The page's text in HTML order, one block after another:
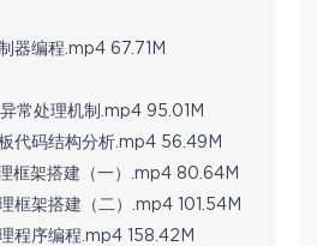
器编程.mp4 67.71M
常处理机制.mp4 95.01M
代码结构分析.mp4 56.49M
框架搭建（一）.mp4 80.64M
框架搭建（二）.mp4 101.54M
程序编程.mp4 158.42M